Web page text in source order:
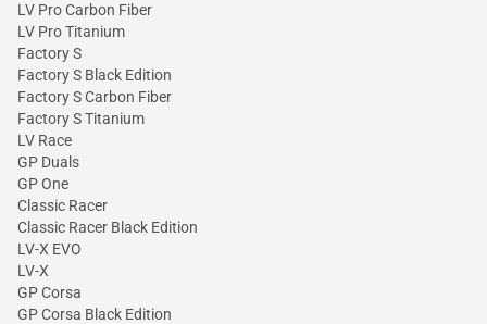
LV Pro Carbon Fiber
LV Pro Titanium
Factory S
Factory S Black Edition
Factory S Carbon Fiber
Factory S Titanium
LV Race
GP Duals
GP One
Classic Racer
Classic Racer Black Edition
LV-X EVO
LV-X
GP Corsa
GP Corsa Black Edition